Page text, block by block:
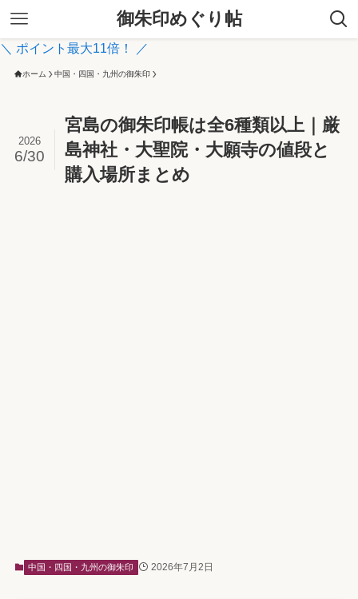
御朱印めぐり帖
＼ ポイント最大11倍！ ／
ホーム 中国・四国・九州の御朱印
宮島の御朱印帳は全6種類以上｜厳
島神社・大聖院・大願寺の値段と
購入場所まとめ
2026
6/30
中国・四国・九州の御朱印 2026年7月2日